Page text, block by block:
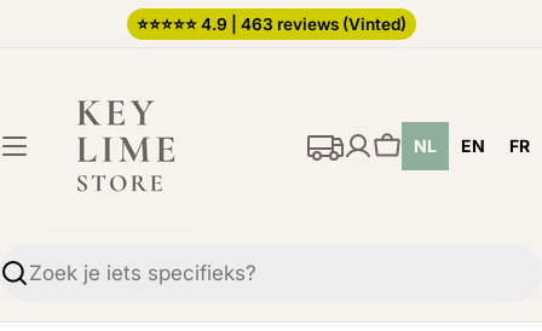
inhoud
⭐️⭐️⭐️⭐️⭐️ 4.9 | 463 reviews (Vinted)
Zoekopdracht
Winkelwagen
NL EN FR